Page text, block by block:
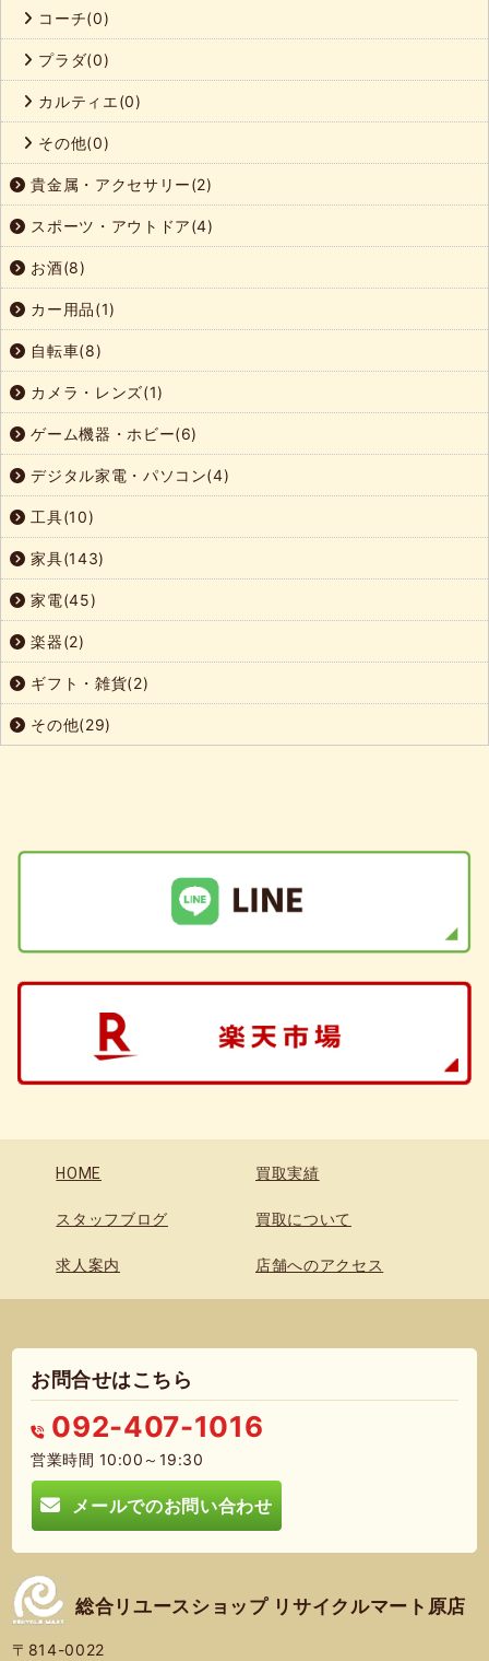
コーチ(0)
プラダ(0)
カルティエ(0)
その他(0)
貴金属・アクセサリー(2)
スポーツ・アウトドア(4)
お酒(8)
カー用品(1)
自転車(8)
カメラ・レンズ(1)
ゲーム機器・ホビー(6)
デジタル家電・パソコン(4)
工具(10)
家具(143)
家電(45)
楽器(2)
ギフト・雑貨(2)
その他(29)
HOME 買取実績
スタッフブログ 買取について
求人案内 店舗へのアクセス
お問合せはこちら
092-407-1016
営業時間 10:00～19:30
メールでのお問い合わせ
総合リユースショップ リサイクルマート原店
〒814-0022